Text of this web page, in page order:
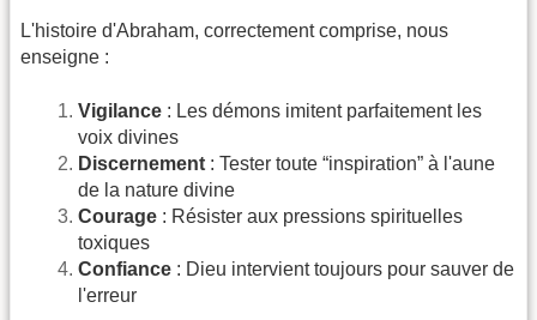
L'histoire d'Abraham, correctement comprise, nous
enseigne :
Vigilance : Les démons imitent parfaitement les
voix divines
Discernement : Tester toute “inspiration” à l'aune
de la nature divine
Courage : Résister aux pressions spirituelles
toxiques
Confiance : Dieu intervient toujours pour sauver de
l'erreur